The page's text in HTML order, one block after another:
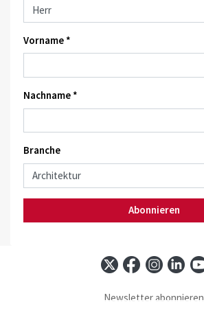
Vorname *
Nachname *
Branche
Abonnieren
Newsletter abonnieren